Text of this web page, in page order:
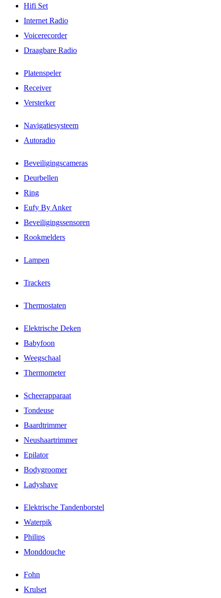
Hifi Set
Internet Radio
Voicerecorder
Draagbare Radio
Platenspeler
Receiver
Versterker
Navigatiesysteem
Autoradio
Beveiligingscameras
Deurbellen
Ring
Eufy By Anker
Beveiligingssensoren
Rookmelders
Lampen
Trackers
Thermostaten
Elektrische Deken
Babyfoon
Weegschaal
Thermometer
Scheerapparaat
Tondeuse
Baardtrimmer
Neushaartrimmer
Epilator
Bodygroomer
Ladyshave
Elektrische Tandenborstel
Waterpik
Philips
Monddouche
Fohn
Krulset